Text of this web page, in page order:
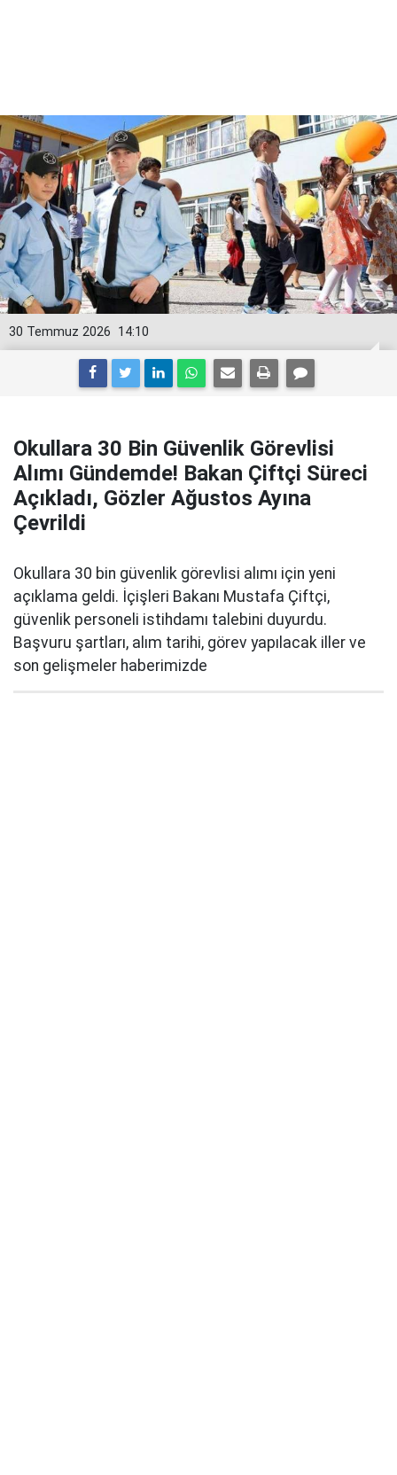
14:10
30 Temmuz 2026
Okullara 30 Bin Güvenlik Görevlisi
Alımı Gündemde! Bakan Çiftçi Süreci
Açıkladı, Gözler Ağustos Ayına
Çevrildi
Okullara 30 bin güvenlik görevlisi alımı için yeni
açıklama geldi. İçişleri Bakanı Mustafa Çiftçi,
güvenlik personeli istihdamı talebini duyurdu.
Başvuru şartları, alım tarihi, görev yapılacak iller ve
son gelişmeler haberimizde